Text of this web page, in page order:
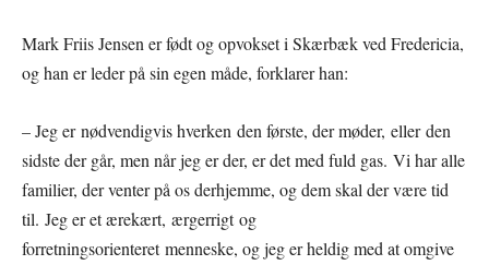
Mark Friis Jensen er født og opvokset i Skærbæk ved Fredericia,
og han er leder på sin egen måde, forklarer han:
– Jeg er nødvendigvis hverken den første, der møder, eller den
sidste der går, men når jeg er der, er det med fuld gas. Vi har alle
familier, der venter på os derhjemme, og dem skal der være tid
til. Jeg er et ærekært, ærgerrigt og
forretningsorienteret menneske, og jeg er heldig med at omgive